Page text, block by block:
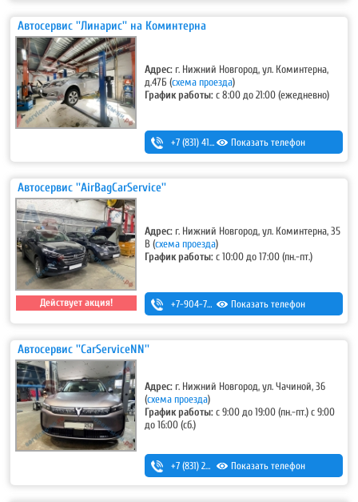
Автосервис ''Линарис'' на Коминтерна
Адрес: г. Нижний Новгород, ул. Коминтерна,
д.47Б (схема проезда)
График работы:с 8:00 до 21:00 (ежедневно)
+7 (831) 411-15-14 ,+7 (831) 411-15-24
Показать телефон
Автосервис ''AirBagCarService''
Действует акция!
Адрес: г. Нижний Новгород, ул. Коминтерна, 35
В(схема проезда)
График работы:с 10:00 до 17:00 (пн.-пт.)
+7-904-784-15-71 Показать телефон
Автосервис ''CarServiceNN''
Адрес: г. Нижний Новгород, ул. Чачиной, 36
(схема проезда)
График работы:с 9:00 до 19:00 (пн.-пт.) с 9:00
до 16:00 (сб.)
+7 (831) 283-38-68 ,+7-953-555-86-86
Показать телефон